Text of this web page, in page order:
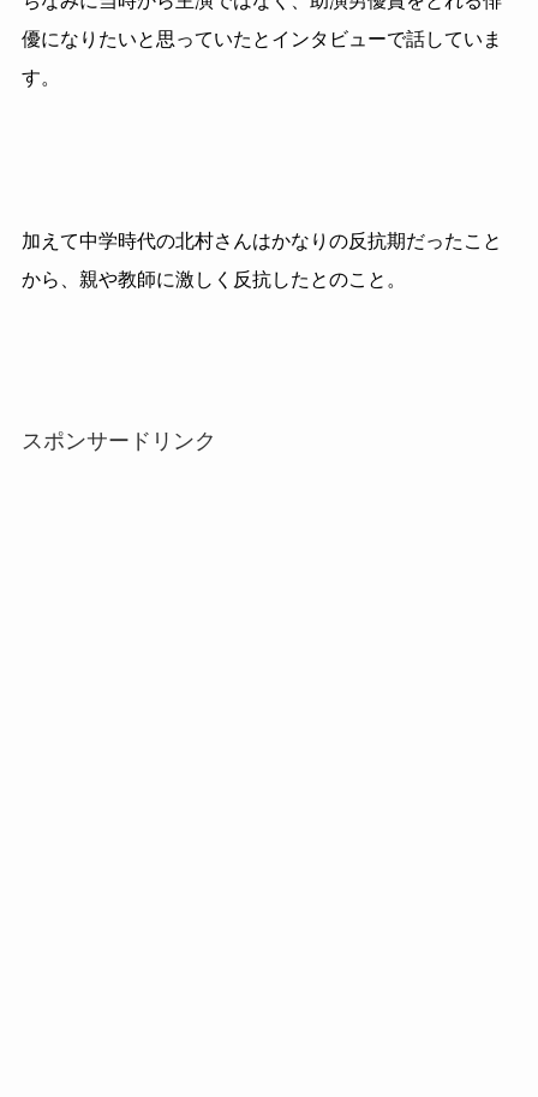
優になりたいと思っていたとインタビューで話していま
す。
加えて中学時代の北村さんはかなりの反抗期だったこと
から、親や教師に激しく反抗したとのこと。
スポンサードリンク